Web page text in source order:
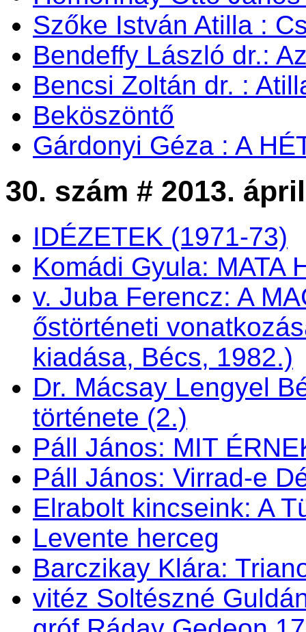
Szőke István Atilla :
Bendeffy László dr.:
Bencsi Zoltán dr. :
Beköszöntő
Gárdonyi Géza : A
30. szám # 2013.
IDÉZETEK (1971-73)
Komádi Gyula: MATA
v. Juba Ferencz: A
őstörténeti
kiadása, Bécs, 1982.)
Dr. Mácsay Lengyel
története (2.)
Páll János: MIT
Páll János: Virrad-e
Elrabolt kincseink: A
Levente herceg
Barczikay Klára:
vitéz Soltészné